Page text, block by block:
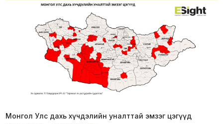
Монгол Улс дахь хүчдэлийн уналттай эмзэг цэгүүд